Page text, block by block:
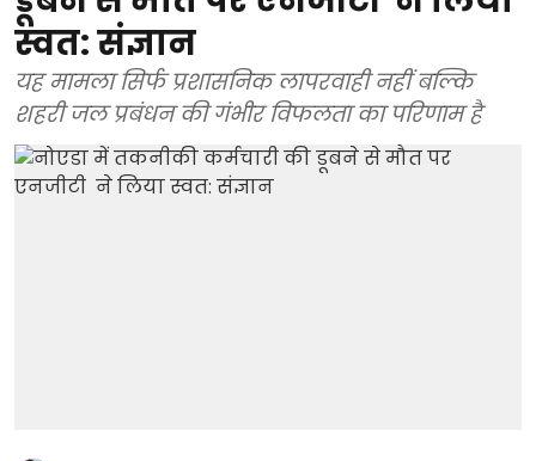
स्वत: संज्ञान
यह मामला सिर्फ प्रशासनिक लापरवाही नहीं बल्कि
शहरी जल प्रबंधन की गंभीर विफलता का परिणाम है